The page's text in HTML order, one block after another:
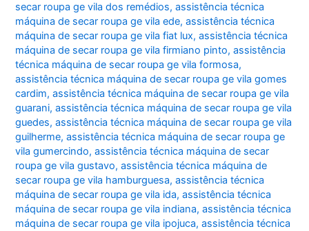
secar roupa ge vila dos remédios,assistência técnica
máquina de secar roupa ge vila ede,assistência técnica
máquina de secar roupa ge vila fiat lux,assistência técnica
máquina de secar roupa ge vila firmiano pinto,assistência
técnica máquina de secar roupa ge vila formosa,
assistência técnica máquina de secar roupa ge vila gomes
cardim,assistência técnica máquina de secar roupa ge vila
guarani,assistência técnica máquina de secar roupa ge vila
guedes,assistência técnica máquina de secar roupa ge vila
guilherme,assistência técnica máquina de secar roupa ge
vila gumercindo,assistência técnica máquina de secar
roupa ge vila gustavo,assistência técnica máquina de
secar roupa ge vila hamburguesa,assistência técnica
máquina de secar roupa ge vila ida,assistência técnica
máquina de secar roupa ge vila indiana,assistência técnica
máquina de secar roupa ge vila ipojuca,assistência técnica